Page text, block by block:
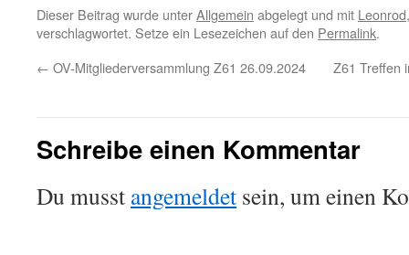
Dieser Beitrag wurde unterAllgemein abgelegt und mit Leonrod
verschlagwortet. Setze ein Lesezeichen auf den Permalink.
← OV-Mitgliederversammlung Z61 26.09.2024 Z61 Treffen
Schreibe einen Kommentar
Du musst angemeldet sein, um einen